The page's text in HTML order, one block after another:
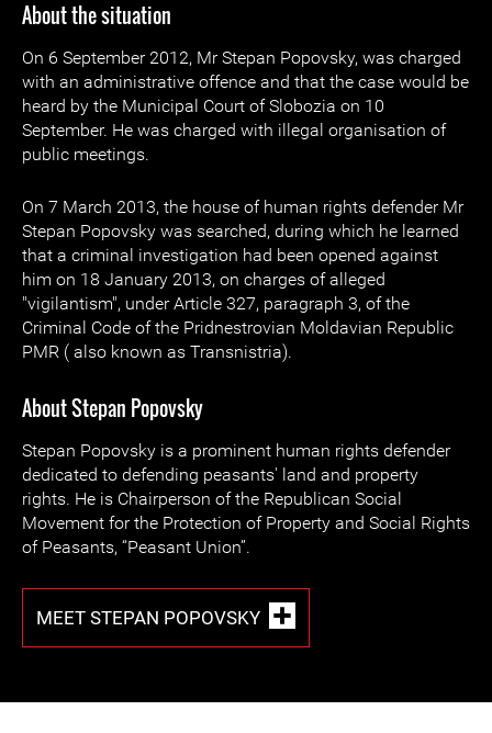
About the situation
On 6 September 2012, Mr Stepan Popovsky, was charged
with an administrative offence and that the case would be
heard by the Municipal Court of Slobozia on 10
September. He was charged with illegal organisation of
public meetings.
On 7 March 2013, the house of human rights defender Mr
Stepan Popovsky was searched, during which he learned
that a criminal investigation had been opened against
him on 18 January 2013, on charges of alleged
"vigilantism", under Article 327, paragraph 3, of the
Criminal Code of the Pridnestrovian Moldavian Republic
PMR ( also known as Transnistria).
About Stepan Popovsky
Stepan Popovsky is a prominent human rights defender
dedicated to defending peasants' land and property
rights. He is Chairperson of the Republican Social
Movement for the Protection of Property and Social Rights
of Peasants, “Peasant Union”.
MEET STEPAN POPOVSKY